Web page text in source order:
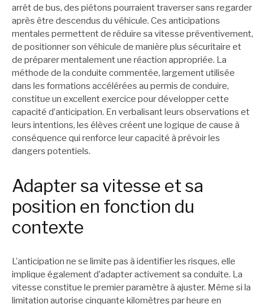
arrêt de bus, des piétons pourraient traverser sans regarder
après être descendus du véhicule. Ces anticipations
mentales permettent de réduire sa vitesse préventivement,
de positionner son véhicule de manière plus sécuritaire et
de préparer mentalement une réaction appropriée. La
méthode de la conduite commentée, largement utilisée
dans les formations accélérées au permis de conduire,
constitue un excellent exercice pour développer cette
capacité d’anticipation. En verbalisant leurs observations et
leurs intentions, les élèves créent une logique de cause à
conséquence qui renforce leur capacité à prévoir les
dangers potentiels.
Adapter sa vitesse et sa
position en fonction du
contexte
L’anticipation ne se limite pas à identifier les risques, elle
implique également d’adapter activement sa conduite. La
vitesse constitue le premier paramètre à ajuster. Même si la
limitation autorise cinquante kilomètres par heure en